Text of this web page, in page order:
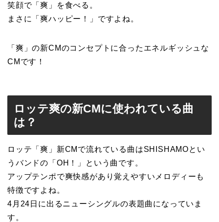
笑顔で「爽」を食べる。
まさに「爽ハッピー！」ですよね。
「爽」の新CMのコンセプトに合ったエネルギッシュな
CMです！
ロッテ爽の新CMに使われている曲
は？
ロッテ「爽」新CMで流れている曲はSHISHAMOとい
うバンドの「OH！」という曲です。
アップテンポで爽快感があり覚えやすいメロディーも
特徴ですよね。
4月24日に出るニューシングルの表題曲 になっていま
す。